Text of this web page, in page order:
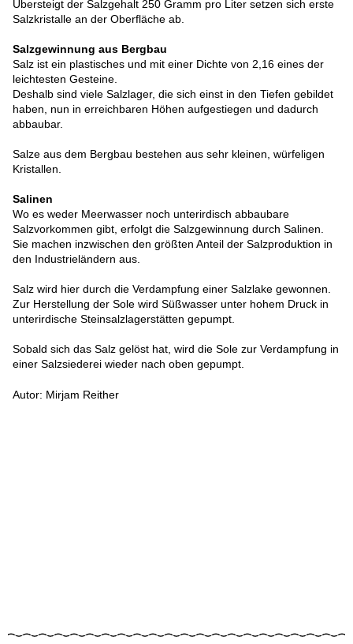
Übersteigt der Salzgehalt 250 Gramm pro Liter setzen sich erste
Salzkristalle an der Oberfläche ab.
Salzgewinnung aus Bergbau
Salz ist ein plastisches und mit einer Dichte von 2,16 eines der
leichtesten Gesteine.
Deshalb sind viele Salzlager, die sich einst in den Tiefen gebildet
haben, nun in erreichbaren Höhen aufgestiegen und dadurch
abbaubar.
Salze aus dem Bergbau bestehen aus sehr kleinen, würfeligen
Kristallen.
Salinen
Wo es weder Meerwasser noch unterirdisch abbaubare
Salzvorkommen gibt, erfolgt die Salzgewinnung durch Salinen.
Sie machen inzwischen den größten Anteil der Salzproduktion in
den Industrieländern aus.
Salz wird hier durch die Verdampfung einer Salzlake gewonnen.
Zur Herstellung der Sole wird Süßwasser unter hohem Druck in
unterirdische Steinsalzlagerstätten gepumpt.
Sobald sich das Salz gelöst hat, wird die Sole zur Verdampfung in
einer Salzsiederei wieder nach oben gepumpt.
Autor: Mirjam Reither